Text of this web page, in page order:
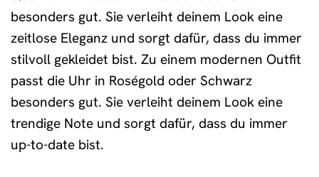
besonders gut. Sie verleiht deinem Look eine
zeitlose Eleganz und sorgt dafür, dass du immer
stilvoll gekleidet bist. Zu einem modernen Outfit
passt die Uhr in Roségold oder Schwarz
besonders gut. Sie verleiht deinem Look eine
trendige Note und sorgt dafür, dass du immer
up-to-date bist.